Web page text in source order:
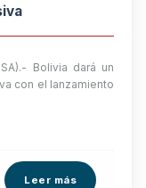
Bolivia dará un
con el lanzamiento
Leer más